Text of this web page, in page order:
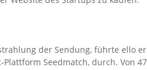
der Sendung, führte ello
Seedmatch, durch. Von